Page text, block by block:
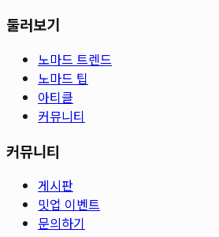
둘러보기
노마드 트렌드
노마드 팁
아티클
커뮤니티
커뮤니티
게시판
밋업 이벤트
문의하기